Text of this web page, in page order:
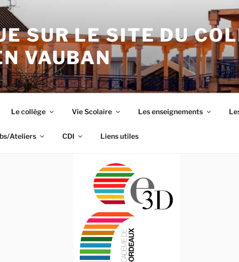
SUR LE SITE DU
VAUBAN
Le collège Vie Scolaire Les enseignements
Ateliers CDI Liens utiles